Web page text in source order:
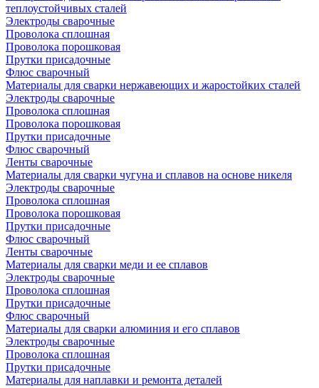
теплоустойчивых сталей
Электроды сварочные
Проволока сплошная
Проволока порошковая
Прутки присадочные
Флюс сварочный
Материалы для сварки нержавеющих и жаростойких сталей
Электроды сварочные
Проволока сплошная
Проволока порошковая
Прутки присадочные
Флюс сварочный
Ленты сварочные
Материалы для сварки чугуна и сплавов на основе никеля
Электроды сварочные
Проволока сплошная
Проволока порошковая
Прутки присадочные
Флюс сварочный
Ленты сварочные
Материалы для сварки меди и ее сплавов
Электроды сварочные
Проволока сплошная
Прутки присадочные
Флюс сварочный
Материалы для сварки алюминия и его сплавов
Электроды сварочные
Проволока сплошная
Прутки присадочные
Материалы для наплавки и ремонта деталей